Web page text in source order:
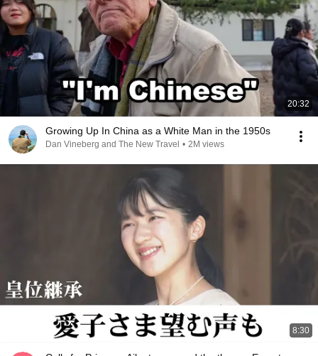
20:32
Growing Up In China as a White Man in the 1950s
Dan Vineberg and The New Travel • 2M views
8:30